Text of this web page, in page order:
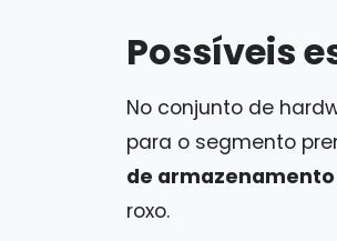
Possíveis
No conjunto de
para o segmento
de armazenamento
roxo.